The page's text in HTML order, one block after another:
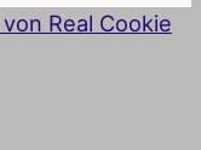
Real Cookie